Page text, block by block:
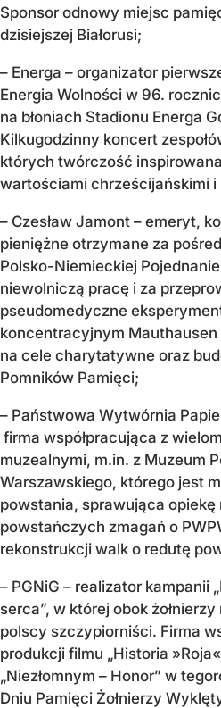
Sponsor odnowy miejsc
dzisiejszej Białorusi;
– Energa – organizator
Energia Wolności w 96.
na błoniach Stadionu Energa
Kilkugodzinny koncert
których twórczość
wartościami chrześcijańskimi
– Czesław Jamont – emeryt,
pieniężne otrzymane za
Polsko-Niemieckiej
niewolniczą pracę i za
pseudomedyczne
koncentracyjnym Mauthausen
na cele charytatywne oraz
Pomników Pamięci;
– Państwowa Wytwórnia
firma współpracująca z
muzealnymi, m.in. z Muzeum
Warszawskiego, którego jest
powstania, sprawująca
powstańczych zmagań o
rekonstrukcji walk o redutę
– PGNiG – realizator kampanii
serca”, w której obok
polscy szczypiorniści. Firma
produkcji filmu „Historia
„Niezłomnym – Honor” w
Dniu Pamięci Żołnierzy